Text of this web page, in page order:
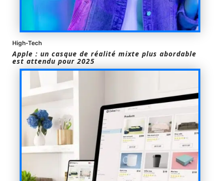
High-Tech
Apple : un casque de réalité mixte plus abordable
est attendu pour 2025